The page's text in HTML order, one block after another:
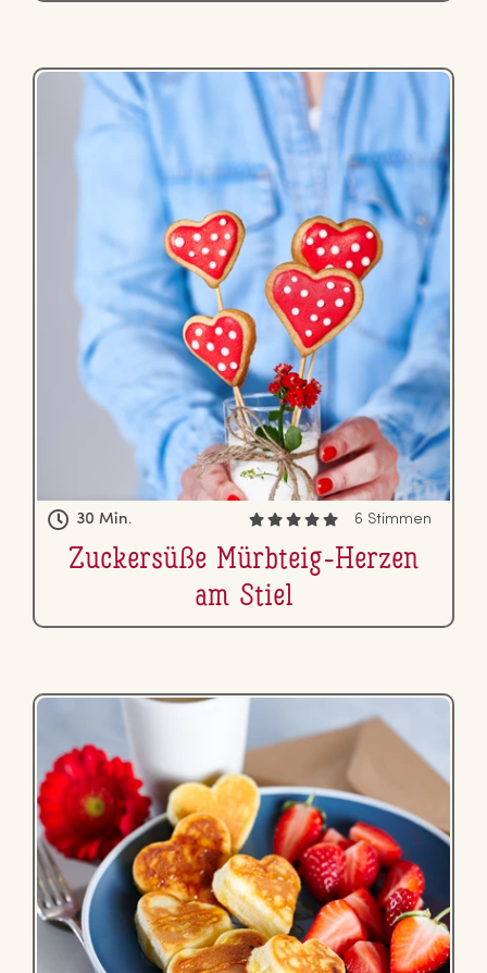
30 Min. 6 Stimmen
Zu­cker­sü­ße Mürbteig-Herzen
am Stiel